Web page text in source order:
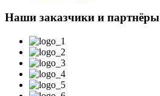
Наши заказчики и партнёры